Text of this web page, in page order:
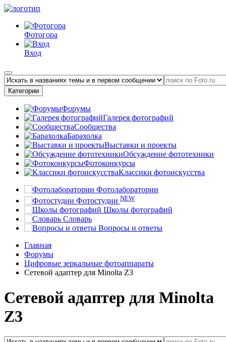
Фотогора
Вход
Категории
Форумы
Галерея фотографий
Сообщества
Барахолка
Выставки и проекты
Обсуждение фототехники
Фотоконкурсы
Классики фотоискусства
Фотолаборатории
Фотостудии NEW
Школы фотографий
Словарь
Вопросы и ответы
Главная
Форумы
Цифровые зеркальные фотоаппараты
Сетевой адаптер для Minolta Z3
Сетевой адаптер для Minolta
Z3